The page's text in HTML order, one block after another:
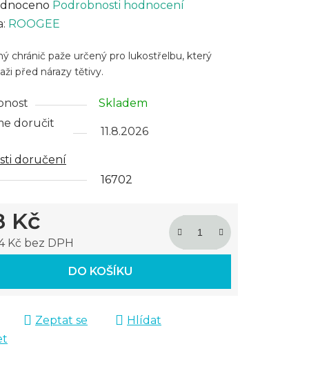
Podrobnosti hodnocení
ROOGEE
chránič paže určený pro lukostřelbu, který
před nárazy tětivy.
Skladem
doručit
11.8.2026
doručení
16702
Kč
Kč bez DPH
DO KOŠÍKU
Zeptat se
Hlídat